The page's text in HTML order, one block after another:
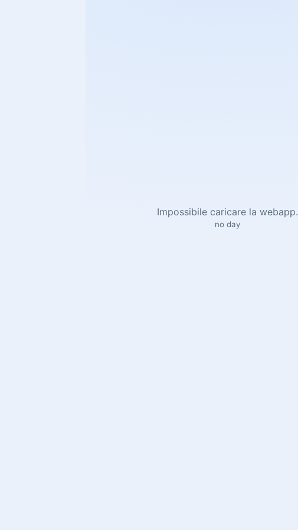
Impossibile caricare la webapp.
no day